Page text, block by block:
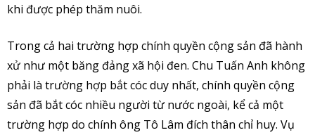
khi được phép thăm nuôi.
Trong cả hai trường hợp chính quyền cộng sản đã hành
xử như một băng đảng xã hội đen. Chu Tuấn Anh không
phải là trường hợp bắt cóc duy nhất, chính quyền cộng
sản đã bắt cóc nhiều người từ nước ngoài, kể cả một
trường hợp do chính ông Tô Lâm đích thân chỉ huy. Vụ